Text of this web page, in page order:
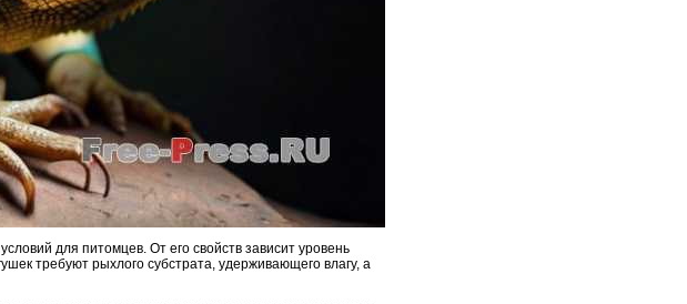
для питомцев. От его свойств зависит уровень
требуют рыхлого субстрата, удерживающего влагу, а